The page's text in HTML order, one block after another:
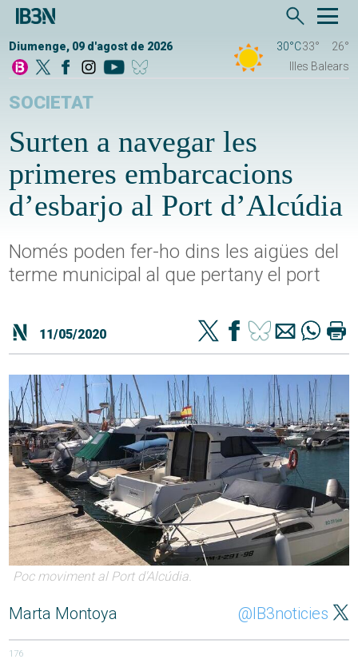
Diumenge, 09 d'agost de 2026 30°C33°
26°
Illes Balears
SOCIETAT
Surten a navegar les
primeres embarcacions
d’esbarjo al Port d’Alcúdia
Només poden fer-ho dins les aigües del
terme municipal al que pertany el port
11/05/2020
Poc moviment al Port d'Alcúdia.
Marta Montoya @IB3noticies
176